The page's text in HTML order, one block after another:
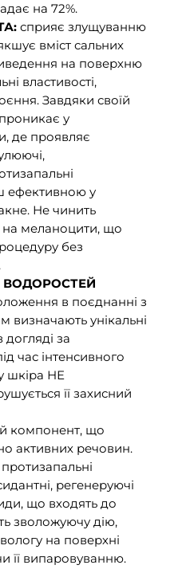
на 72%.
сприяє злущуванню
вміст сальних
на поверхню
властивості,
Завдяки своїй
у
де проявляє
ефективною у
Не чинить
на меланоцити, що
без
ВОДОРОСТЕЙ
в поєднанні з
визначають унікальні
догляді за
час інтенсивного
шкіра НЕ
її захисний
компонент, що
активних речовин.
регенеруючі
що входять до
зволожуючу дію,
на поверхні
її випаровуванню.